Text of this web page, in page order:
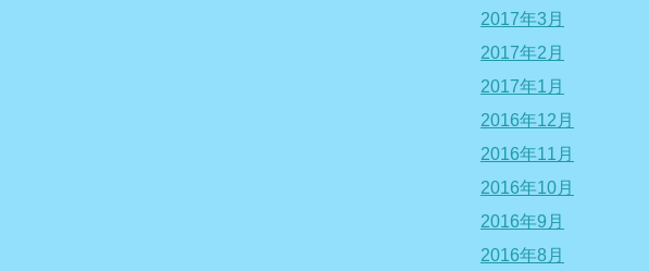
2017年3月
2017年2月
2017年1月
2016年12月
2016年11月
2016年10月
2016年9月
2016年8月